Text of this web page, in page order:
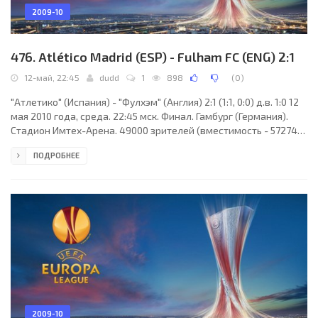
2009-10
476. Atlético Madrid (ESP) - Fulham FC (ENG) 2:1
12-май, 22:45 dudd 1 898 (0)
"Атлетико" (Испания) - "Фулхэм" (Англия) 2:1 (1:1, 0:0) д.в. 1:0 12
мая 2010 года, среда. 22:45 мск. Финал. Гамбург (Германия).
Стадион Имтех-Арена. 49000 зрителей (вместимость - 57274).
Давид де Хеа, Антонио Лопес, Томаш Уйфалуши, Альваро
Диего Форлан, Серхио Агуэро (Хуан Валера, 119). Главный
тренер - Кике Санчес
ПОДРОБНЕЕ
2009-10